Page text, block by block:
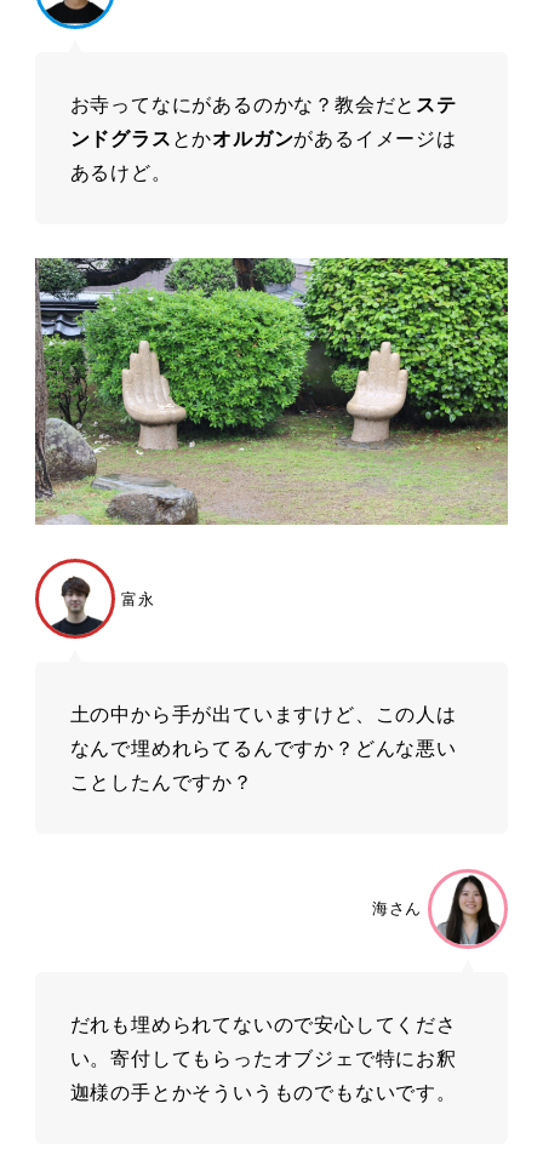
お寺ってなにがあるのかな？教会だと ステ
ンドグラスとかオルガンがあるイメージは
あるけど。
富永
土の中から手が出ていますけど、この人は
なんで埋めれらてるんですか？どんな悪い
ことしたんですか？
海さん
だれも埋められてないので安心してくださ
い。寄付してもらったオブジェで特にお釈
迦様の手とかそういうものでもないです。